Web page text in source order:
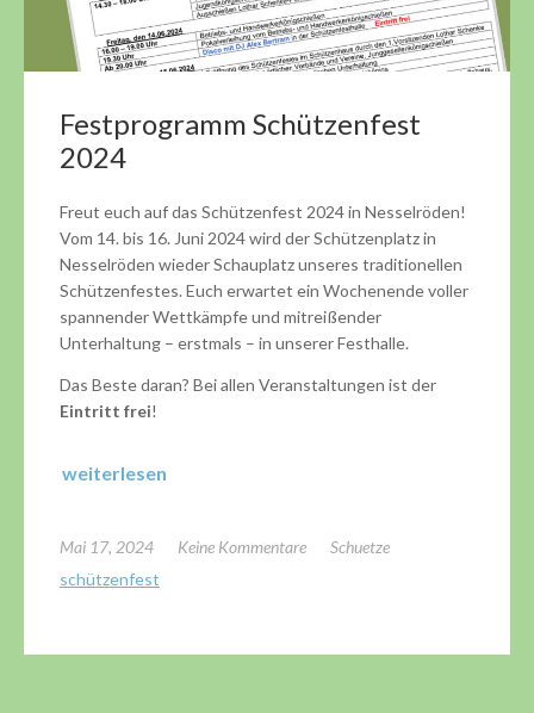
Festprogramm Schützenfest
2024
Freut euch auf das Schützenfest 2024 in Nesselröden!
Vom 14. bis 16. Juni 2024 wird der Schützenplatz in
Nesselröden wieder Schauplatz unseres traditionellen
Schützenfestes. Euch erwartet ein Wochenende voller
spannender Wettkämpfe und mitreißender
Unterhaltung – erstmals – in unserer Festhalle.
Das Beste daran? Bei allen Veranstaltungen ist der
Eintritt frei!
weiterlesen
Mai 17, 2024 Keine Kommentare
Schuetze
schützenfest